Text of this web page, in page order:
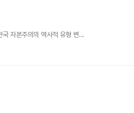
자본주의의 역사적 유형 변...